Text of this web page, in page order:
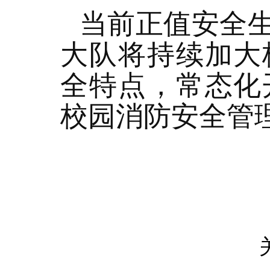
当前正值安全
大队将持续加
全特点，常态
校园消防安全管